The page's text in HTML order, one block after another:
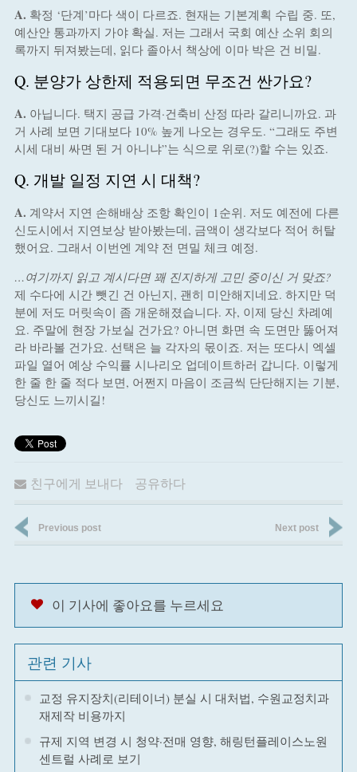
A. 확정 ‘단계’마다 색이 다르죠. 현재는 기본계획 수립 중. 또,
예산안 통과까지 가야 확실. 저는 그래서 국회 예산 소위 회의
록까지 뒤져봤는데, 읽다 졸아서 책상에 이마 박은 건 비밀.
Q. 분양가 상한제 적용되면 무조건 싼가요?
A. 아닙니다. 택지 공급 가격·건축비 산정 따라 갈리니까요. 과
거 사례 보면 기대보다 10% 높게 나오는 경우도. “그래도 주변
시세 대비 싸면 된 거 아니냐”는 식으로 위로(?)할 수는 있죠.
Q. 개발 일정 지연 시 대책?
A. 계약서 지연 손해배상 조항 확인이 1순위. 저도 예전에 다른
신도시에서 지연보상 받아봤는데, 금액이 생각보다 적어 허탈
했어요. 그래서 이번엔 계약 전 면밀 체크 예정.
…여기까지 읽고 계시다면 꽤 진지하게 고민 중이신 거 맞죠?
제 수다에 시간 뺏긴 건 아닌지, 괜히 미안해지네요. 하지만 덕
분에 저도 머릿속이 좀 개운해졌습니다. 자, 이제 당신 차례예
요. 주말에 현장 가보실 건가요? 아니면 화면 속 도면만 뚫어져
라 바라볼 건가요. 선택은 늘 각자의 몫이죠. 저는 또다시 엑셀
파일 열어 예상 수익률 시나리오 업데이트하러 갑니다. 이렇게
한 줄 한 줄 적다 보면, 어쩐지 마음이 조금씩 단단해지는 기분,
당신도 느끼시길!
친구에게 보내다 공유하다
Previous post Next post
이 기사에 좋아요를 누르세요
관련 기사
교정 유지장치(리테이너) 분실 시 대처법, 수원교정치과
재제작 비용까지
규제 지역 변경 시 청약·전매 영향, 해링턴플레이스노원
센트럴 사례로 보기